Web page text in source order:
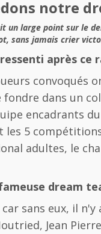
notre
un large point sur le
sans jamais crier
après ce
convoqués
fondre dans un
encadrants
les 5
adultes, le
dream
sans eux, il
Jean